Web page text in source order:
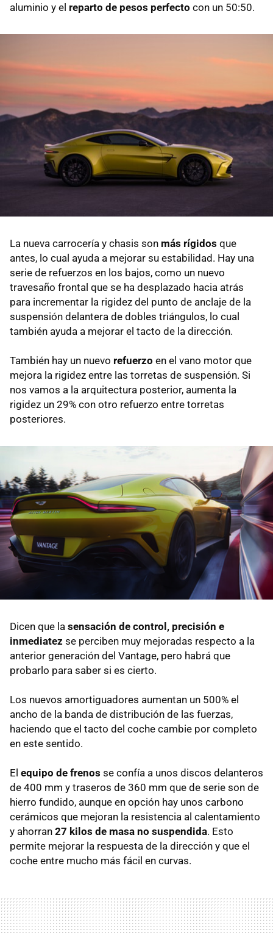
aluminio y el reparto de pesos perfecto con un 50:50.
La nueva carrocería y chasis son más rígidos que
antes, lo cual ayuda a mejorar su estabilidad. Hay una
serie de refuerzos en los bajos, como un nuevo
travesaño frontal que se ha desplazado hacia atrás
para incrementar la rigidez del punto de anclaje de la
suspensión delantera de dobles triángulos, lo cual
también ayuda a mejorar el tacto de la dirección.
También hay un nuevo refuerzo en el vano motor que
mejora la rigidez entre las torretas de suspensión. Si
nos vamos a la arquitectura posterior, aumenta la
rigidez un 29% con otro refuerzo entre torretas
posteriores.
Dicen que la sensación de control, precisión e
inmediatez se perciben muy mejoradas respecto a la
anterior generación del Vantage, pero habrá que
probarlo para saber si es cierto.
Los nuevos amortiguadores aumentan un 500% el
ancho de la banda de distribución de las fuerzas,
haciendo que el tacto del coche cambie por completo
en este sentido.
El equipo de frenos se confía a unos discos delanteros
de 400 mm y traseros de 360 mm que de serie son de
hierro fundido, aunque en opción hay unos carbono
cerámicos que mejoran la resistencia al calentamiento
y ahorran 27 kilos de masa no suspendida. Esto
permite mejorar la respuesta de la dirección y que el
coche entre mucho más fácil en curvas.